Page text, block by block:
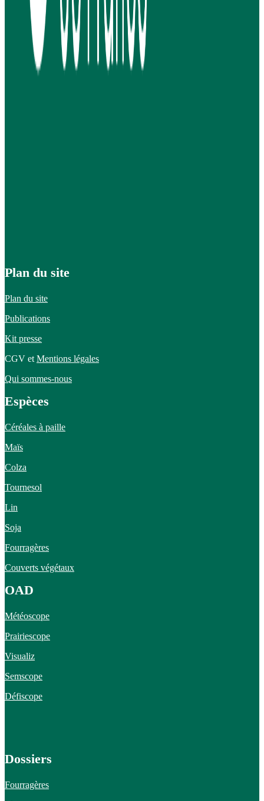
Plan du site
Plan du site
Publications
Kit presse
CGV et Mentions légales
Qui sommes-nous
Espèces
Céréales à paille
Maïs
Colza
Tournesol
Lin
Soja
Fourragères
Couverts végétaux
OAD
Météoscope
Prairiescope
Visualiz
Semscope
Défiscope
Dossiers
Fourragères